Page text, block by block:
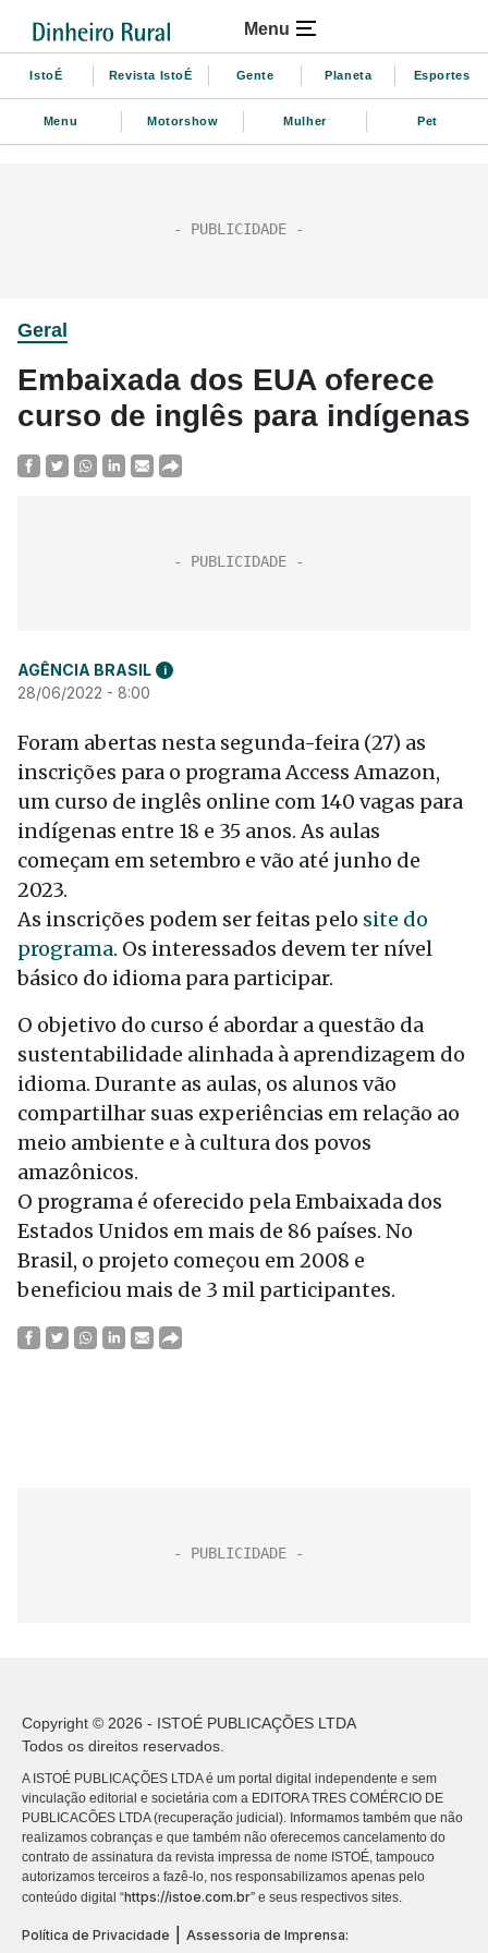
Menu
IstoÉ Revista IstoÉ Gente Planeta Esportes
Menu Motorshow Mulher Pet
Geral
Embaixada dos EUA oferece
curso de inglês para indígenas
AGÊNCIA BRASIL i
28/06/2022 - 8:00
Foram abertas nesta segunda-feira (27) as
inscrições para o programa Access Amazon,
um curso de inglês online com 140 vagas para
indígenas entre 18 e 35 anos. As aulas
começam em setembro e vão até junho de
2023.
As inscrições podem ser feitas pelo site do
programa. Os interessados devem ter nível
básico do idioma para participar.
O objetivo do curso é abordar a questão da
sustentabilidade alinhada à aprendizagem do
idioma. Durante as aulas, os alunos vão
compartilhar suas experiências em relação ao
meio ambiente e à cultura dos povos
amazônicos.
O programa é oferecido pela Embaixada dos
Estados Unidos em mais de 86 países. No
Brasil, o projeto começou em 2008 e
beneficiou mais de 3 mil participantes.
Copyright © 2026 - ISTOÉ PUBLICAÇÕES LTDA
Todos os direitos reservados.
A ISTOÉ PUBLICAÇÕES LTDA é um portal digital independente e sem
vinculação editorial e societária com a EDITORA TRES COMÉRCIO DE
PUBLICACÕES LTDA (recuperação judicial). Informamos também que não
realizamos cobranças e que também não oferecemos cancelamento do
contrato de assinatura da revista impressa de nome ISTOÉ, tampouco
autorizamos terceiros a fazê-lo, nos responsabilizamos apenas pelo
conteúdo digital “https://istoe.com.br” e seus respectivos sites.
Política de Privacidade Assessoria de Imprensa: